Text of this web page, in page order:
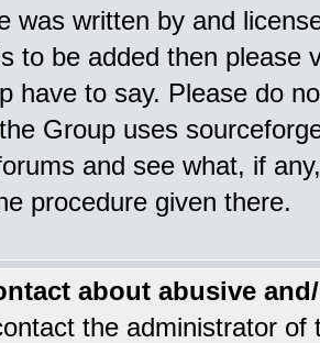
was written by and
to be added then please
have to say. Please do
Group uses
and see what, if
procedure given there.
about abusive
the administrator